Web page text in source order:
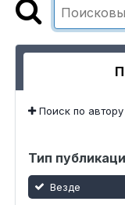
Поиск по автору
Тип
Везде